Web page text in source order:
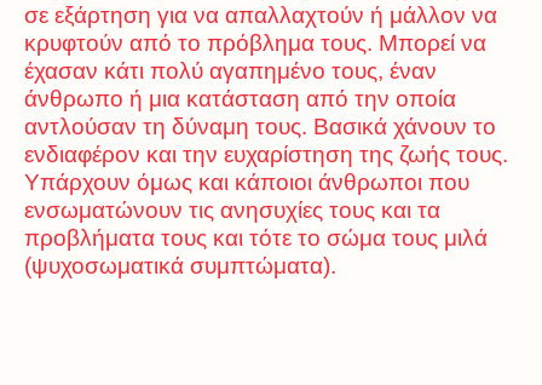
σε εξάρτηση για να απαλλαχτούν ή μάλλον να
κρυφτούν από το πρόβλημα τους. Μπορεί να
έχασαν κάτι πολύ αγαπημένο τους, έναν
άνθρωπο ή μια κατάσταση από την οποία
αντλούσαν τη δύναμη τους. Βασικά χάνουν το
ενδιαφέρον και την ευχαρίστηση της ζωής τους.
Υπάρχουν όμως και κάποιοι άνθρωποι που
ενσωματώνουν τις ανησυχίες τους και τα
προβλήματα τους και τότε το σώμα τους μιλά
(ψυχοσωματικά συμπτώματα).